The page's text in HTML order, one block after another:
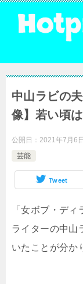
中山ラビの
像】若い頃
公開日： 2021年7月6日
芸能
Tweet
「女ボブ・デ
ライターの中山
いたことが分か